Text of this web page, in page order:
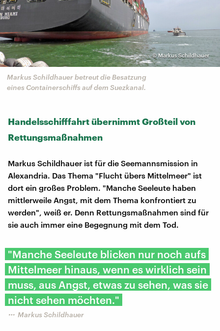
©Markus Schildhauer
Markus Schildhauer betreut die Besatzung
eines Containerschiffs auf dem Suezkanal.
Handelsschifffahrt übernimmt Großteil von
Rettungsmaßnahmen
Markus Schildhauer ist für die Seemannsmission in
Alexandria. Das Thema "Flucht übers Mittelmeer" ist
dort ein großes Problem. "Manche Seeleute haben
mittlerweile Angst, mit dem Thema konfrontiert zu
werden", weiß er. Denn Rettungsmaßnahmen sind für
sie auch immer eine Begegnung mit dem Tod.
"Manche Seeleute blicken nur noch aufs
Mittelmeer hinaus, wenn es wirklich sein
muss, aus Angst, etwas zu sehen, was sie
nicht sehen möchten."
Markus Schildhauer